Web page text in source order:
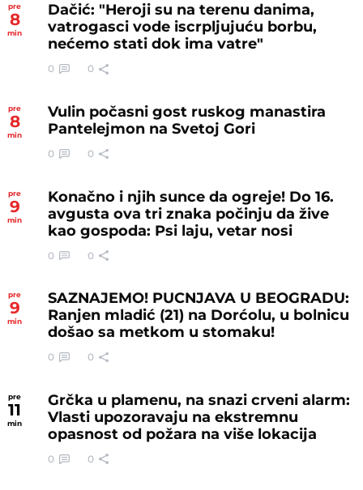
pre
8
min
Dačić: "Heroji su na terenu danima,
vatrogasci vode iscrpljujuću borbu,
nećemo stati dok ima vatre"
0 0
pre
8
min
Vulin počasni gost ruskog manastira
Pantelejmon na Svetoj Gori
0 0
pre
9
min
Konačno i njih sunce da ogreje! Do 16.
avgusta ova tri znaka počinju da žive
kao gospoda: Psi laju, vetar nosi
0 0
pre
9
min
SAZNAJEMO! PUCNJAVA U BEOGRADU:
Ranjen mladić (21) na Dorćolu, u bolnicu
došao sa metkom u stomaku!
0 0
pre
11
min
Grčka u plamenu, na snazi crveni alarm:
Vlasti upozoravaju na ekstremnu
opasnost od požara na više lokacija
0 0